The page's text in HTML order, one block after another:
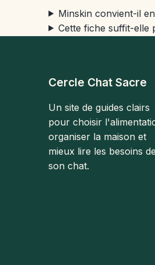
Minskin convient-il
Cette fiche suffit-elle
Cercle Chat Sacre
Un site de guides clairs
pour choisir
organiser la maison et
mieux lire les besoins de
son chat.